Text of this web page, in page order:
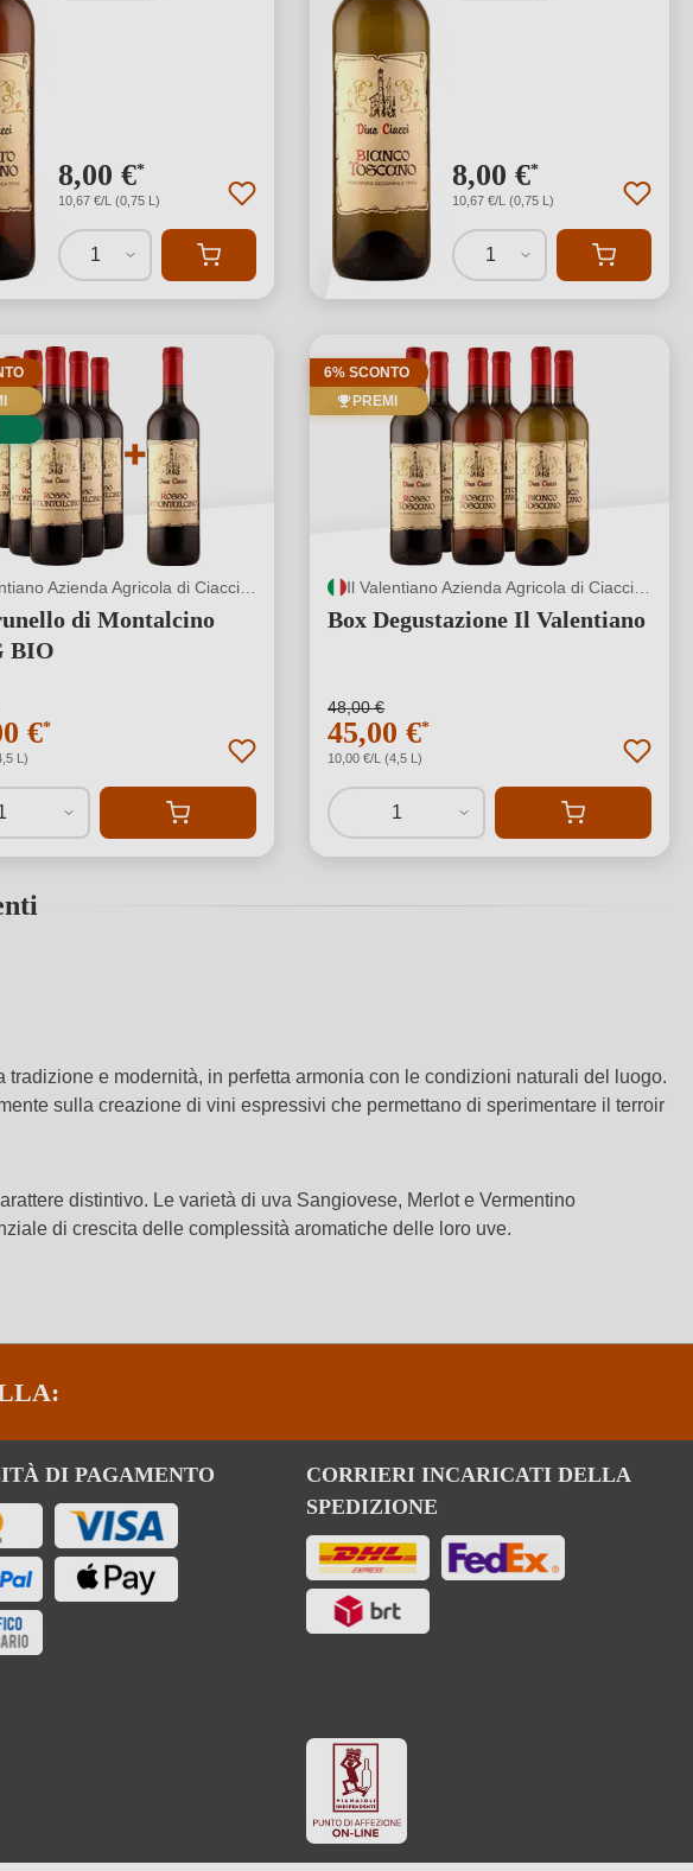
8,00 €*
10,67 €/L (0,75 L)
1
8,00 €*
10,67 €/L (0,75 L)
1
Il Valentiano Azienda Agricola di Ciacci Fabiano
di Montalcino
BIO
€*
L)
6% SCONTO
PREMI
Box Degustazione Il Valentiano
48,00 €
45,00 €*
10,00 €/L (4,5 L)
1
e modernità, in perfetta armonia con le condizioni naturali del luogo.
sulla creazione di vini espressivi che permettano di sperimentare il terroir
distintivo. Le varietà di uva Sangiovese, Merlot e Vermentino
di crescita delle complessità aromatiche delle loro uve.
DI PAGAMENTO
CORRIERI INCARICATI DELLA
SPEDIZIONE